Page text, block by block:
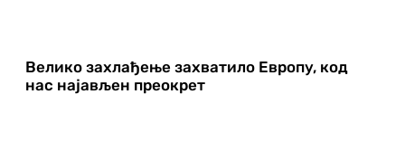
Велико захлађење захватило Европу, код
нас најављен преокрет